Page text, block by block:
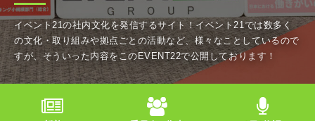
イベント21の社内文化を発信するサイト！イベント21では数多く
の文化・取り組みや拠点ごとの活動など、様々なことしているので
すが、そういった内容をこのEVENT22で公開しております！